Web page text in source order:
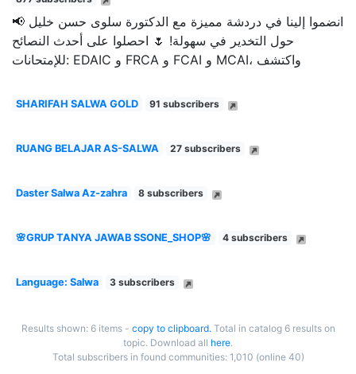
📢 انضموا إلينا في دردشة مميزة مع الدكتورة سلوى حسن خليل
حول التخدير في سهولة! 🌷 احصلوا على أحدث النصائح
للإمتحانات: EDAIC و FRCA و FCAI و MCAI، واكتشف
SHARIFAH SALWA GOLD 91 subscribers
RUANG BELAJAR AS-SALWA 27 subscribers
Daster Salwa Az-zahra 8 subscribers
🌸GRUP TANYA JAWAB SSONE_SHOP🌸 4 subscribers
Language: Salwa 3 subscribers
Results shown: 6 items - copy to clipboard.Total in catalog 6 results on
topic. Download all here.
Total subscribers in found communities: 1,010 (online 40)